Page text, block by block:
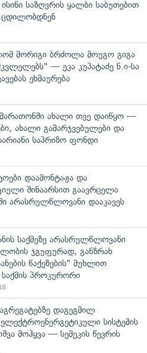
საზღვრის ყალბი საბუთებით
ცდილობდნენ
მორიგი ბრძოლა მოუგო გიგა
— ეკა კუპატაძე ნ.ი-სა
ეხმაურება
მარათონში ახალი თვე დაიწყო —
ახალი გამარჯვებულები და
საპრიზო ფონდი
დაამონტაჟა და
შინაარსით გაავრცელა
არასრულწლოვანი დააკავეს
საქმეზე არასრულწლოვანი
ჯგუფურად, განზრახ
წაქეზების" მუხლით
პროკურორი
დაგეგმილ
სისტემის
მოჰყვა — სემეკის წევრის